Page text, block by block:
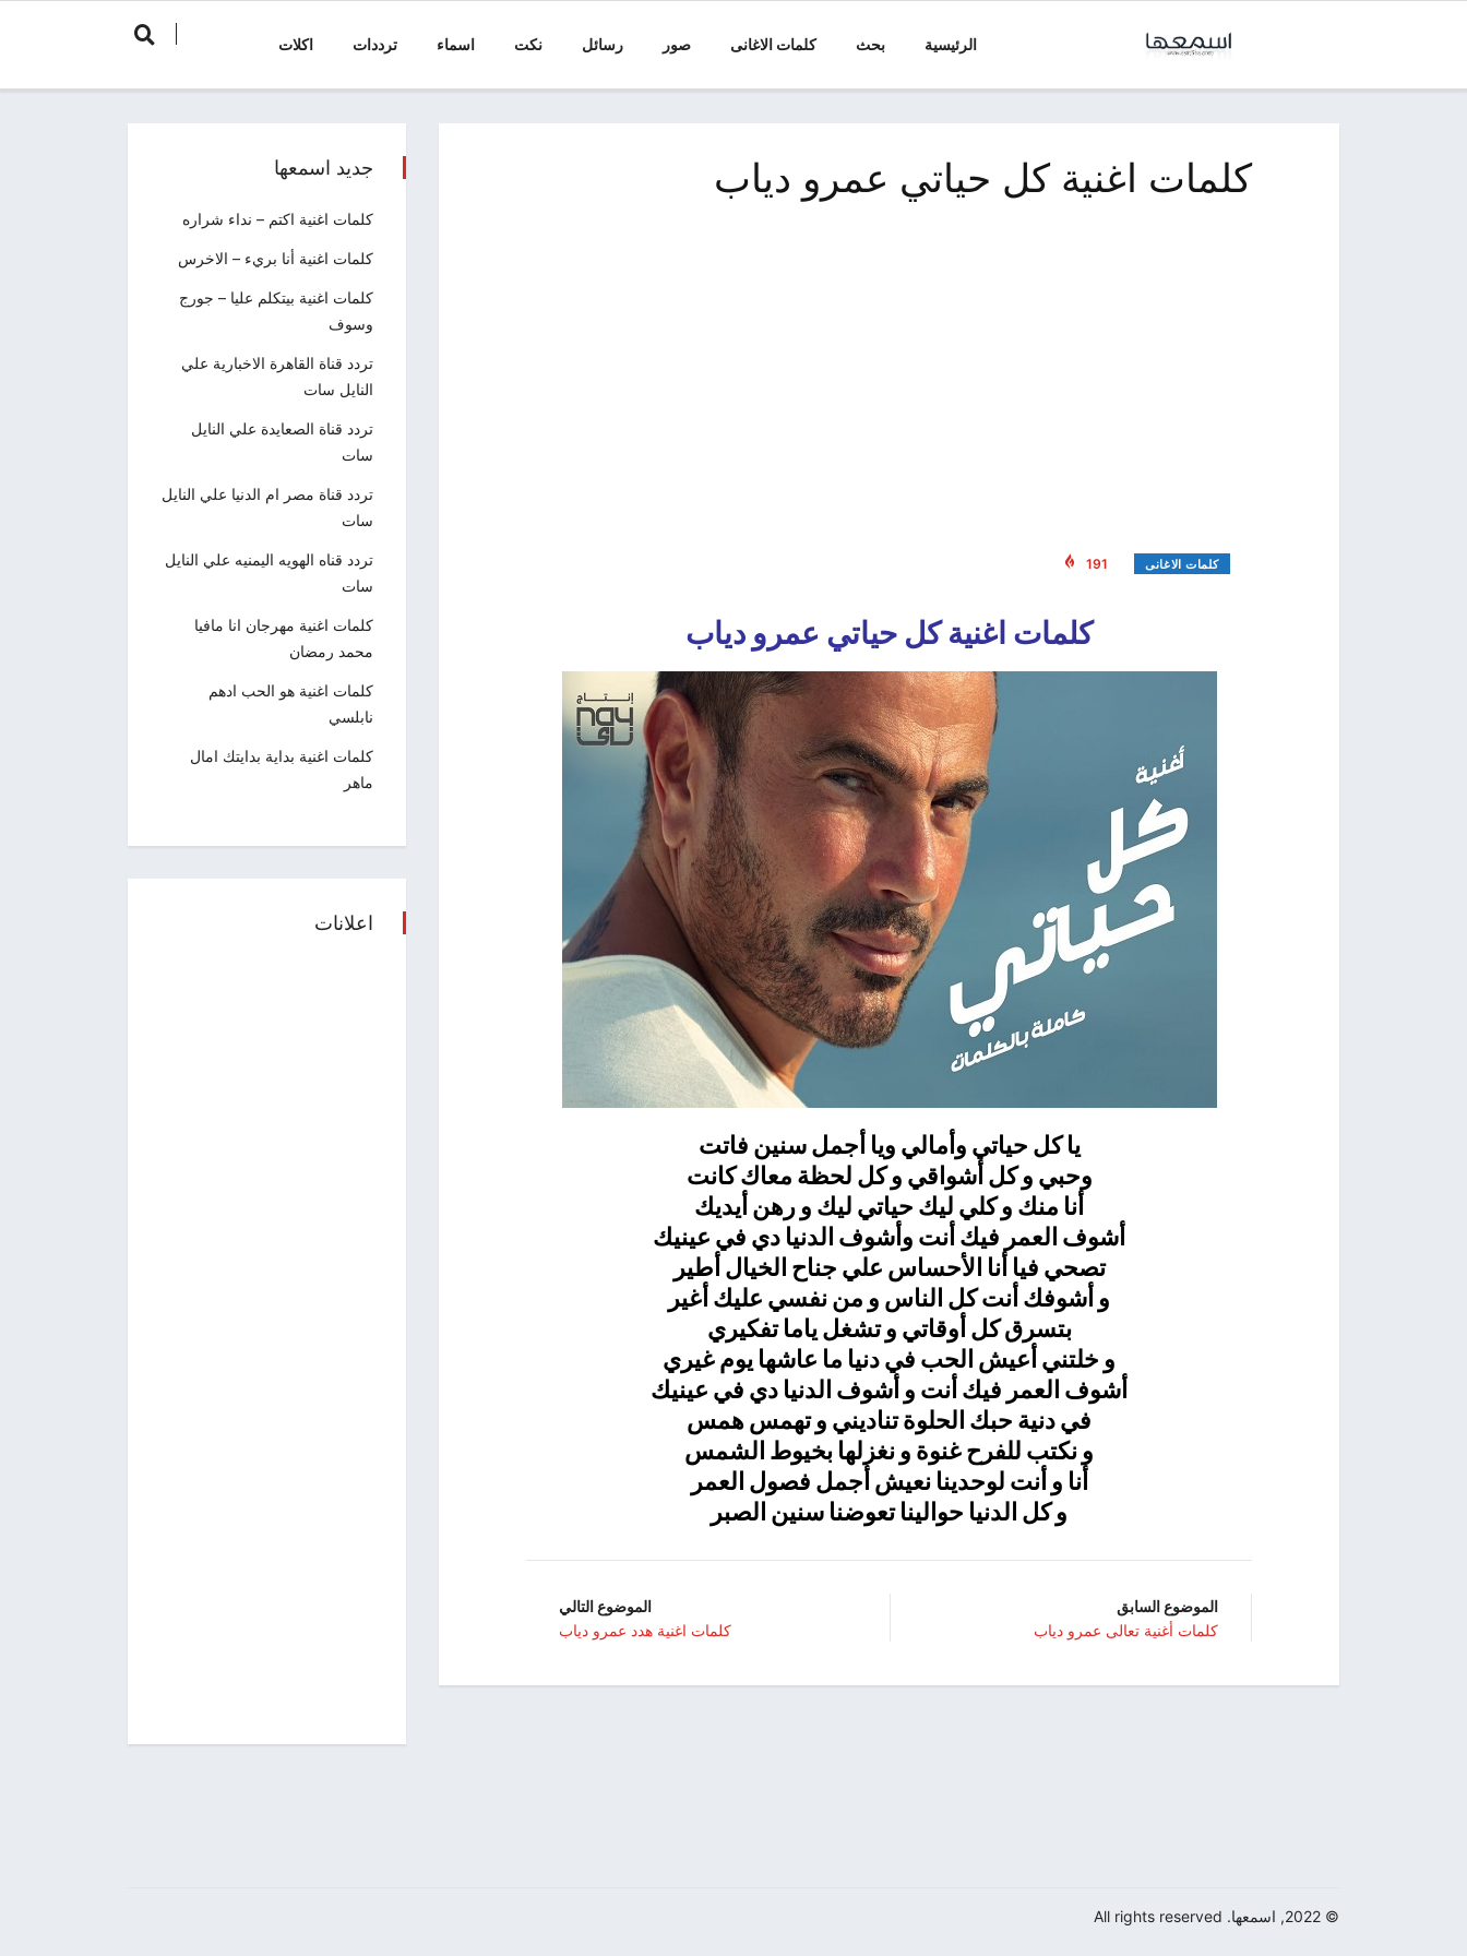
الرئيسية بحث كلمات الاغانى صور رسائل نكت اسماء ترددات اكلات
كلمات اغنية كل حياتي عمرو دياب
كلمات الاغانى 191
كلمات اغنية كل حياتي عمرو دياب
يا كل حياتي وأمالي ويا أجمل سنين فاتت
وحبي و كل أشواقي و كل لحظة معاك كانت
أنا منك و كلي ليك حياتي ليك و رهن أيديك
أشوف العمر فيك أنت وأشوف الدنيا دي في عينيك
تصحي فيا أنا الأحساس علي جناح الخيال أطير
و أشوفك أنت كل الناس و من نفسي عليك أغير
بتسرق كل أوقاتي و تشغل ياما تفكيري
و خلتني أعيش الحب في دنيا ما عاشها يوم غيري
أشوف العمر فيك أنت و أشوف الدنيا دي في عينيك
في دنية حبك الحلوة تناديني و تهمس همس
و نكتب للفرح غنوة و نغزلها بخيوط الشمس
أنا و أنت لوحدينا نعيش أجمل فصول العمر
و كل الدنيا حوالينا تعوضنا سنين الصبر
الموضوع السابق
كلمات أغنية تعالى عمرو دياب
الموضوع التالي
كلمات اغنية هدد عمرو دياب
جديد اسمعها
كلمات اغنية اكتم – نداء شراره
كلمات اغنية أنا بريء – الاخرس
كلمات اغنية بيتكلم عليا – جورج
وسوف
تردد قناة القاهرة الاخبارية علي
النايل سات
تردد قناة الصعايدة علي النايل
سات
تردد قناة مصر ام الدنيا علي النايل
سات
تردد قناه الهويه اليمنيه علي النايل
سات
كلمات اغنية مهرجان انا مافيا
محمد رمضان
كلمات اغنية هو الحب ادهم
نابلسي
كلمات اغنية بداية بدايتك امال
ماهر
اعلانات
© 2022, اسمعها. All rights reserved